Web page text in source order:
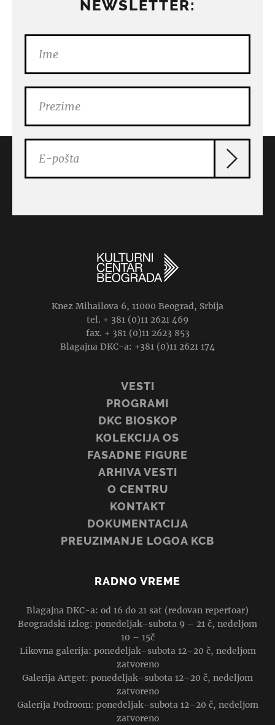
NEWSLETTER:
Knez Mihailova 6, 11000 Beograd, Srbija
tel. + 381 (0)11 2621 469
fax. + 381 (0)11 2623 853
Blagajna DKC-a: +381 (0)11 2621 174
VESTI
PROGRAMI
DKC BIOSKOP
KOLEKCIJA OS
FASADNE FIGURE
ARHIVA VESTI
O CENTRU
KONTAKT
DOKUMENTACIJA
PREUZIMANJE LOGOA KCB
RADNO VREME
Blagajna DKC-a: od 16 do 21 sat (redovan repertoar)
Beogradski izlog: ponedeljak–subota 9 – 21 č, nedeljom
10 – 15č
Likovna galerija: ponedeljak–subota 12–20 č, nedeljom
zatvoreno
Galerija Artget: ponedeljak–subota 12–20 č, nedeljom
zatvoreno
Galerija Podroom: ponedeljak–subota 12–20 č, nedeljom
zatvoreno